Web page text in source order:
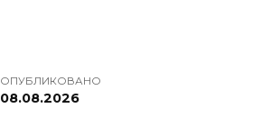
ОПУБЛИКОВАНО
08.08.2026